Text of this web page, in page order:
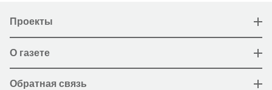
Проекты
О газете
Обратная связь